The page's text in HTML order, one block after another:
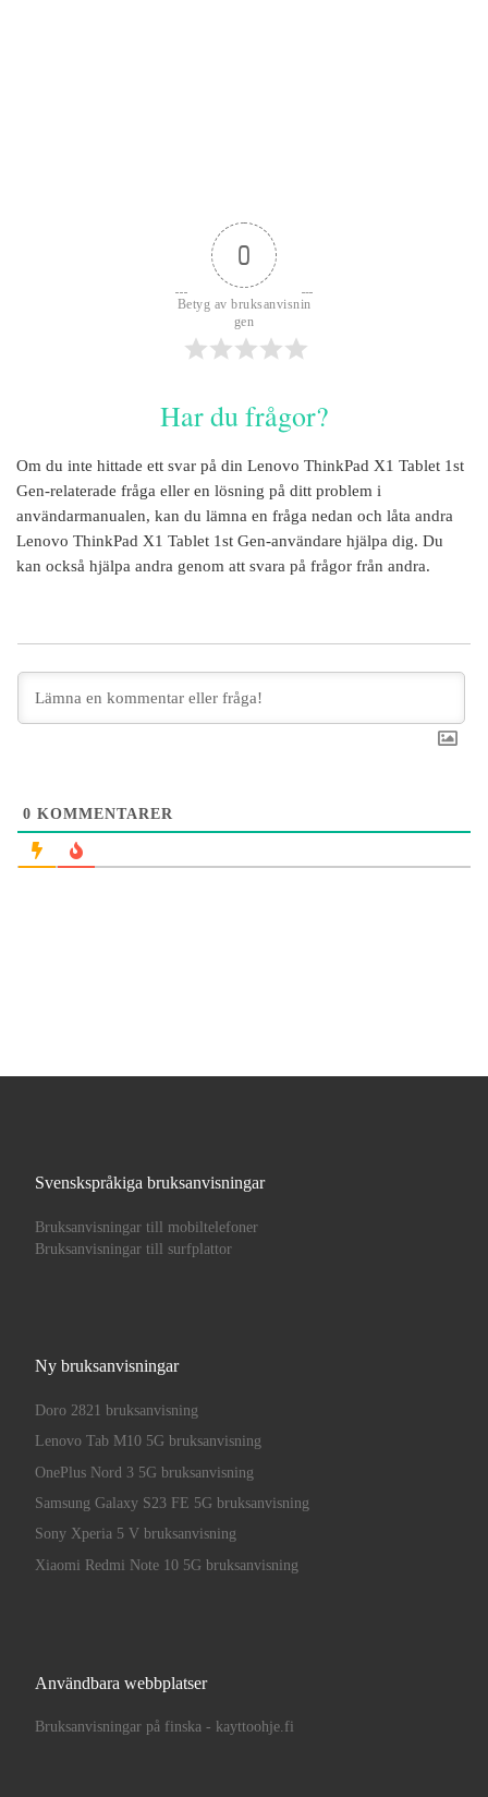
0
Betyg av bruksanvisnin
gen
Har du frågor?
Om du inte hittade ett svar på din Lenovo ThinkPad X1 Tablet 1st
Gen-relaterade fråga eller en lösning på ditt problem i
användarmanualen, kan du lämna en fråga nedan och låta andra
Lenovo ThinkPad X1 Tablet 1st Gen-användare hjälpa dig. Du
kan också hjälpa andra genom att svara på frågor från andra.
0 KOMMENTARER
Svenskspråkiga bruksanvisningar
Bruksanvisningar till mobiltelefoner
Bruksanvisningar till surfplattor
Ny bruksanvisningar
Doro 2821 bruksanvisning
Lenovo Tab M10 5G bruksanvisning
OnePlus Nord 3 5G bruksanvisning
Samsung Galaxy S23 FE 5G bruksanvisning
Sony Xperia 5 V bruksanvisning
Xiaomi Redmi Note 10 5G bruksanvisning
Användbara webbplatser
Bruksanvisningar på finska - kayttoohje.fi